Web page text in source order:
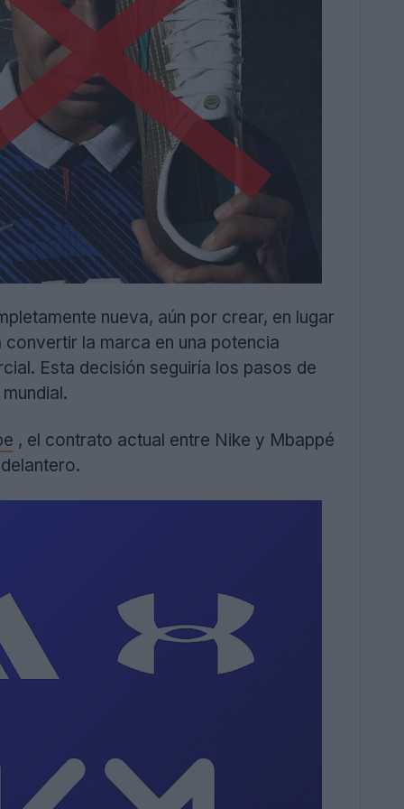
nueva, aún por crear, en lugar
la marca en una potencia
Esta decisión seguiría los pasos de
, el contrato actual entre Nike y Mbappé